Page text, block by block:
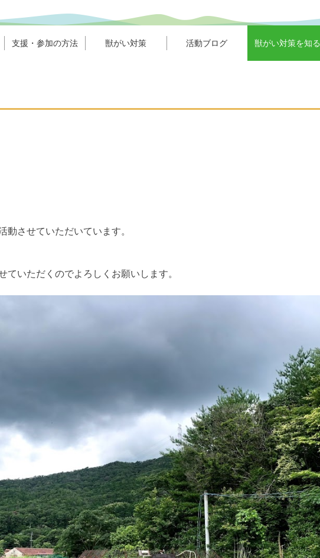
支援・参加の方法 獣がい対策 活動ブログ 獣がい対策を知る
動させていただいています。
ていただくのでよろしくお願いします。